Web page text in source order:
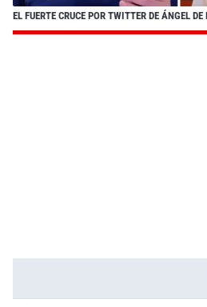
EL FUERTE CRUCE POR TWITTER DE ÁNGEL